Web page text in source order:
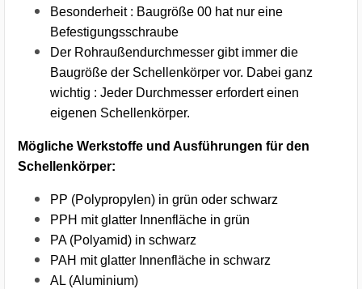
Besonderheit : Baugröße 00 hat nur eine
Befestigungsschraube
Der Rohraußendurchmesser gibt immer die
Baugröße der Schellenkörper vor. Dabei ganz
wichtig : Jeder Durchmesser erfordert einen
eigenen Schellenkörper.
Mögliche Werkstoffe und Ausführungen für den
Schellenkörper:
PP (Polypropylen) in grün oder schwarz
PPH mit glatter Innenfläche in grün
PA (Polyamid) in schwarz
PAH mit glatter Innenfläche in schwarz
AL (Aluminium)